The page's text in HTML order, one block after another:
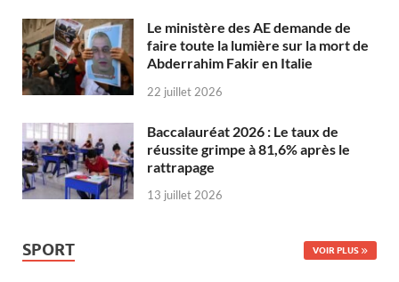
Le ministère des AE demande de
faire toute la lumière sur la mort de
Abderrahim Fakir en Italie
22 juillet 2026
Baccalauréat 2026 : Le taux de
réussite grimpe à 81,6% après le
rattrapage
13 juillet 2026
SPORT VOIR PLUS